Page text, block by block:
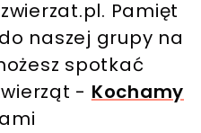
. Pamięt
naszej grupy na
spotkać
- Kochamy